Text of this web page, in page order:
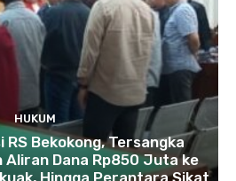
HUKUM
RS Bekokong, Tersangka
Aliran Dana Rp850 Juta ke